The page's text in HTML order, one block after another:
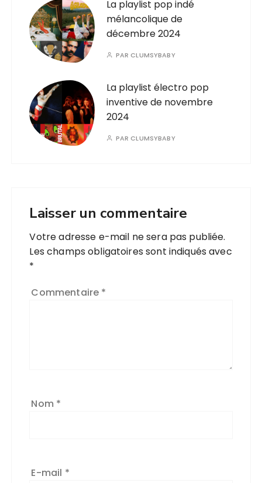
La playlist pop indé
mélancolique de
décembre 2024
PAR CLUMSYBABY
La playlist électro pop
inventive de novembre
2024
PAR CLUMSYBABY
Laisser un commentaire
Votre adresse e-mail ne sera pas publiée.
Les champs obligatoires sont indiqués avec
*
Commentaire *
Nom *
E-mail *